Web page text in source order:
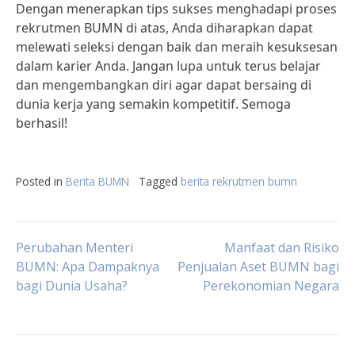
Dengan menerapkan tips sukses menghadapi proses
rekrutmen BUMN di atas, Anda diharapkan dapat
melewati seleksi dengan baik dan meraih kesuksesan
dalam karier Anda. Jangan lupa untuk terus belajar
dan mengembangkan diri agar dapat bersaing di
dunia kerja yang semakin kompetitif. Semoga
berhasil!
Posted in Berita BUMN Tagged berita rekrutmen bumn
Post
navigation
Perubahan Menteri
BUMN: Apa Dampaknya
bagi Dunia Usaha?
Manfaat dan Risiko
Penjualan Aset BUMN bagi
Perekonomian Negara